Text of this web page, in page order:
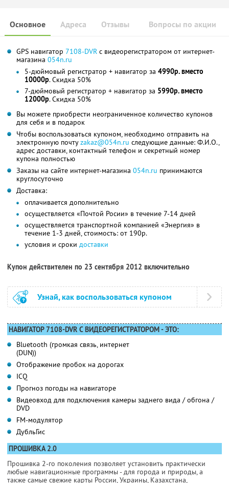
Основное Отзывы Вопросы по акции
Адреса
GPS навигатор 7108-DVR с видеорегистратором от интернет-
магазина 054n.ru
5-дюймовый регистратор + навигатор за 4990р. вместо
10000р. Скидка 50%
7-дюймовый регистратор + навигатор за 5990р. вместо
12000р. Скидка 50%
Вы можете приобрести неограниченное количество купонов
для себя и в подарок
Чтобы воспользоваться купоном, необходимо отправить на
электронную почтуzakaz@054n.ru следующие данные: Ф.И.О.,
адрес доставки, контактный телефон и секретный номер
купона полностью
Заказы на сайте интернет-магазина 054n.ru принимаются
круглосуточно
Доставка:
оплачивается дополнительно
осуществляется «Почтой Росии» в течение 7-14 дней
осуществляется транспортной компанией «Энергия» в
течение 1-3 дней, стоимость: от 190р.
условия и сроки доставки
Купон действителен по 23 сентября 2012 включительно
Узнай, как воспользоваться купоном
НАВИГАТОР 7108-DVR С ВИДЕОРЕГИСТРАТОРОМ - ЭТО:
Bluetooth (громкая связь, интернет
(DUN))
Отображение пробок на дорогах
ICQ
Прогноз погоды на навигаторе
Видеовход для подключения камеры заднего вида / обгона /
DVD
FM-модулятор
ДубльГис
ПРОШИВКА 2.0
Прошивка 2-го поколения позволяет установить практически
любые навигационные программы - для города и природы, а
также самые свежие карты России, Украины, Казахстана,